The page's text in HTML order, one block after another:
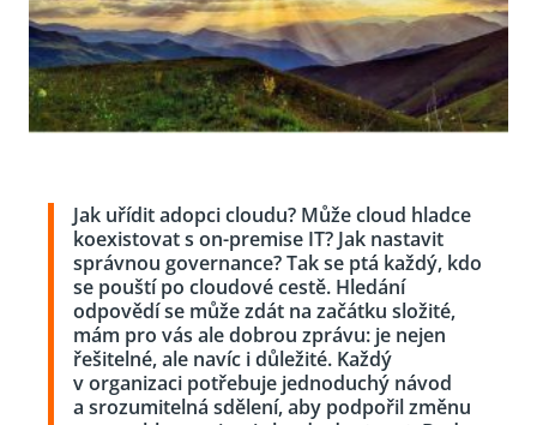
Jak uřídit adopci cloudu? Může cloud hladce
koexistovat s on-premise IT? Jak nastavit
správnou governance? Tak se ptá každý, kdo
se pouští po cloudové cestě. Hledání
odpovědí se může zdát na začátku složité,
mám pro vás ale dobrou zprávu: je nejen
řešitelné, ale navíc i důležité. Každý
v organizaci potřebuje jednoduchý návod
a srozumitelná sdělení, aby podpořil změnu